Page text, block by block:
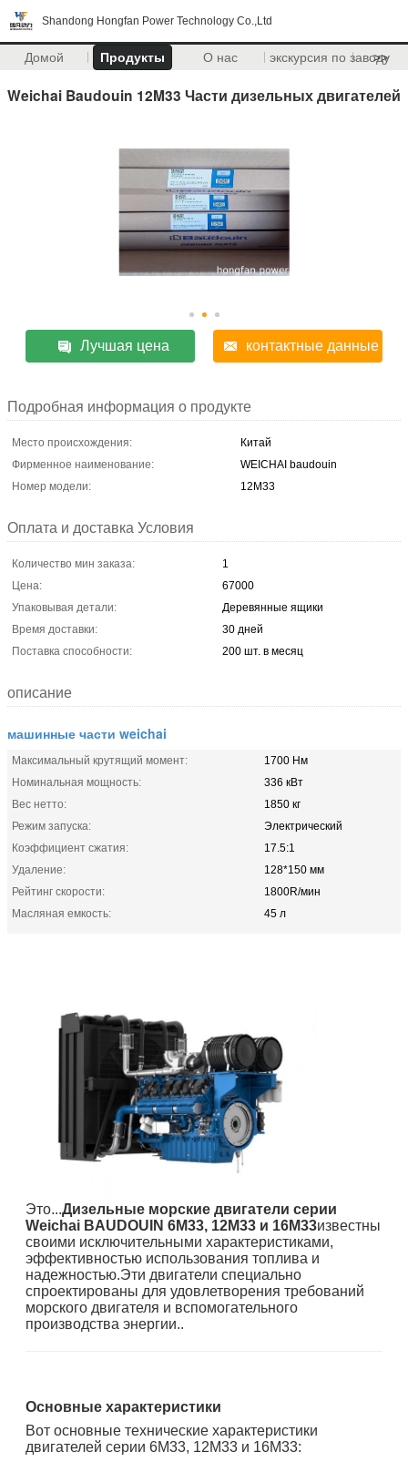
Shandong Hongfan Power Technology Co.,Ltd
Домой Продукты О нас экскурсия по заводу
>>
Weichai Baudouin 12M33 Части дизельных двигателей
Лучшая цена контактные данные
Подробная информация о продукте
Место происхождения:
Китай
Фирменное наименование:
WEICHAI baudouin
Номер модели:
12М33
Оплата и доставка Условия
Количество мин заказа:
1
Цена:
67000
Упаковывая детали:
Деревянные ящики
Время доставки:
30 дней
Поставка способности:
200 шт. в месяц
описание
машинные части weichai
Максимальный крутящий момент:
1700 Нм
Номинальная мощность:
336 кВт
Вес нетто:
1850 кг
Режим запуска:
Электрический
Коэффициент сжатия:
17.5:1
Удаление:
128*150 мм
Рейтинг скорости:
1800R/мин
Масляная емкость:
45 л
Это...Дизельные морские двигатели серии
Weichai BAUDOUIN 6M33, 12M33 и 16M33известны
своими исключительными характеристиками,
эффективностью использования топлива и
надежностью.Эти двигатели специально
спроектированы для удовлетворения требований
морского двигателя и вспомогательного
производства энергии..
Основные характеристики
Вот основные технические характеристики
двигателей серии 6M33, 12M33 и 16M33: